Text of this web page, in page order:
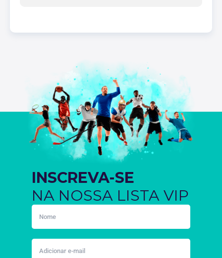
INSCREVA-SE
NA NOSSA LISTA VIP